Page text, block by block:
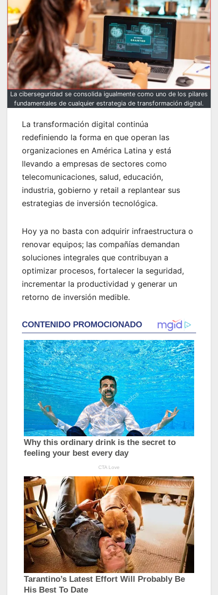
La ciberseguridad se consolida igualmente como uno de los pilares
fundamentales de cualquier estrategia de transformación digital.
La transformación digital continúa
redefiniendo la forma en que operan las
organizaciones en América Latina y está
llevando a empresas de sectores como
telecomunicaciones, salud, educación,
industria, gobierno y retail a replantear sus
estrategias de inversión tecnológica.
Hoy ya no basta con adquirir infraestructura o
renovar equipos; las compañías demandan
soluciones integrales que contribuyan a
optimizar procesos, fortalecer la seguridad,
incrementar la productividad y generar un
retorno de inversión medible.